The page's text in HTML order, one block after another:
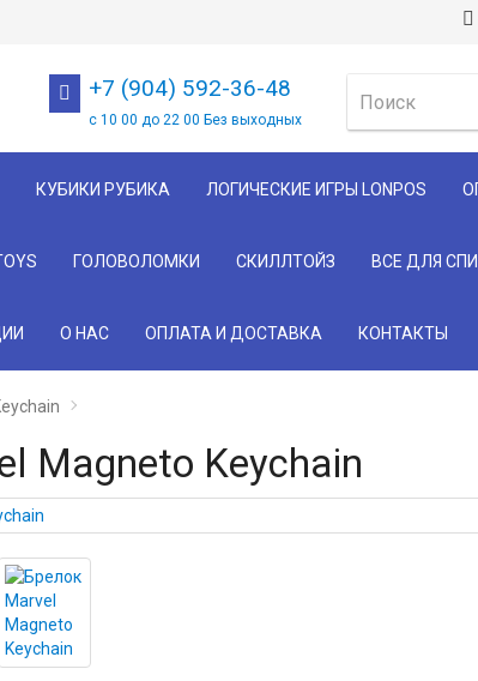
+7 (904) 592-36-48
с 10 00 до 22 00 Без выходных
КУБИКИ РУБИКА ЛОГИЧЕСКИЕ ИГРЫ LONPOS
ГОЛОВОЛОМКИ СКИЛЛТОЙЗ ВСЕ ДЛЯ
О НАС ОПЛАТА И ДОСТАВКА КОНТАКТЫ
Magneto Keychain